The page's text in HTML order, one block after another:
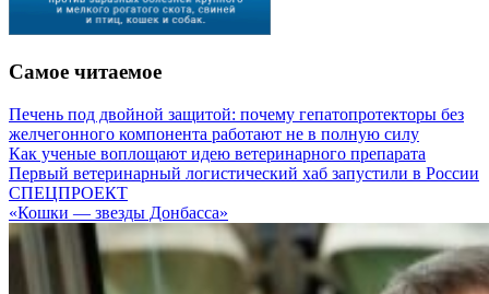
Самое читаемое
Печень под двойной защитой: почему гепатопротекторы без
желчегонного компонента работают не в полную силу
Как ученые воплощают идею ветеринарного препарата
Первый ветеринарный логистический хаб запустили в России
СПЕЦПРОЕКТ
«Кошки — звезды Донбасса»